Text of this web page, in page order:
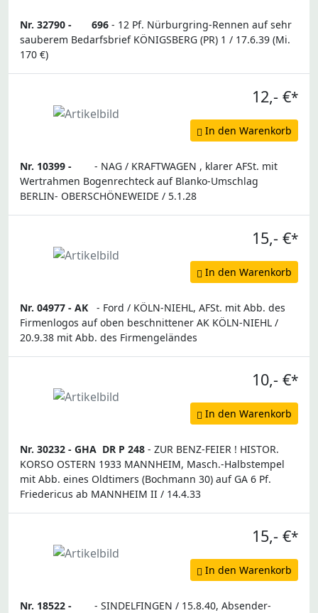
Nr. 32790 - 696 - 12 Pf. Nürburgring-Rennen auf sehr
sauberem Bedarfsbrief KÖNIGSBERG (PR) 1 / 17.6.39 (Mi.
170 €)
12,- €*
In den Warenkorb
Nr. 10399 -
- NAG / KRAFTWAGEN , klarer AFSt. mit
Wertrahmen Bogenrechteck auf Blanko-Umschlag
BERLIN- OBERSCHÖNEWEIDE / 5.1.28
15,- €*
In den Warenkorb
Nr. 04977 - AK
- Ford / KÖLN-NIEHL, AFSt. mit Abb. des
Firmenlogos auf oben beschnittener AK KÖLN-NIEHL /
20.9.38 mit Abb. des Firmengeländes
10,- €*
In den Warenkorb
Nr. 30232 - GHA DR P 248 - ZUR BENZ-FEIER ! HISTOR.
KORSO OSTERN 1933 MANNHEIM, Masch.-Halbstempel
mit Abb. eines Oldtimers (Bochmann 30) auf GA 6 Pf.
Friedericus ab MANNHEIM II / 14.4.33
15,- €*
In den Warenkorb
Nr. 18522 -
- SINDELFINGEN / 15.8.40, Absender-